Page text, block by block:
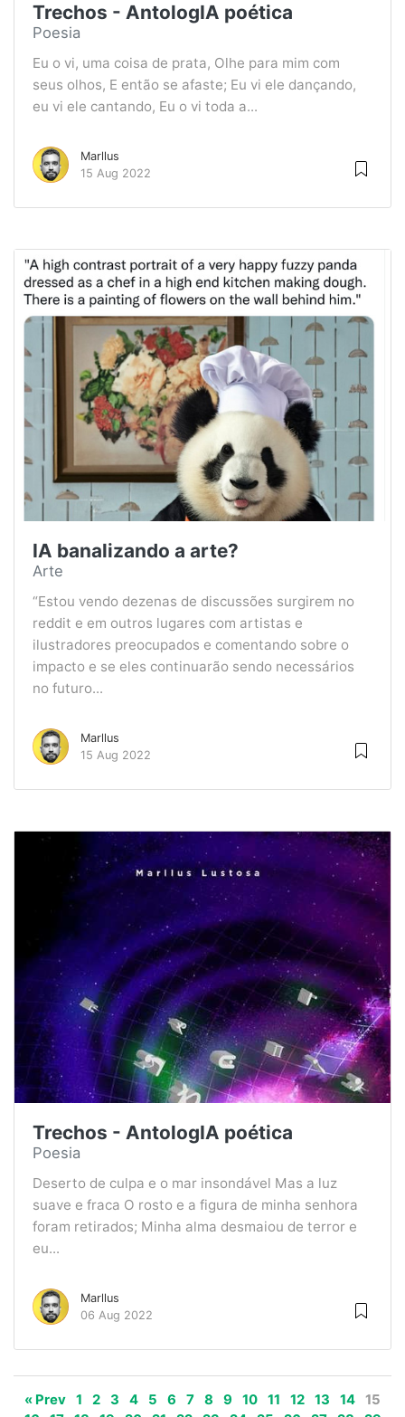
Trechos - AntologIA poética
Poesia
Eu o vi, uma coisa de prata, Olhe para mim com
seus olhos, E então se afaste; Eu vi ele dançando,
eu vi ele cantando, Eu o vi toda a...
Marllus
15 Aug 2022
IA banalizando a arte?
Arte
“Estou vendo dezenas de discussões surgirem no
reddit e em outros lugares com artistas e
ilustradores preocupados e comentando sobre o
impacto e se eles continuarão sendo necessários
no futuro...
Marllus
15 Aug 2022
Trechos - AntologIA poética
Poesia
Deserto de culpa e o mar insondável Mas a luz
suave e fraca O rosto e a figura de minha senhora
foram retirados; Minha alma desmaiou de terror e
eu...
Marllus
06 Aug 2022
« Prev 1 2 3 4 5 6 7 8 9 10 11 12 13 14
15